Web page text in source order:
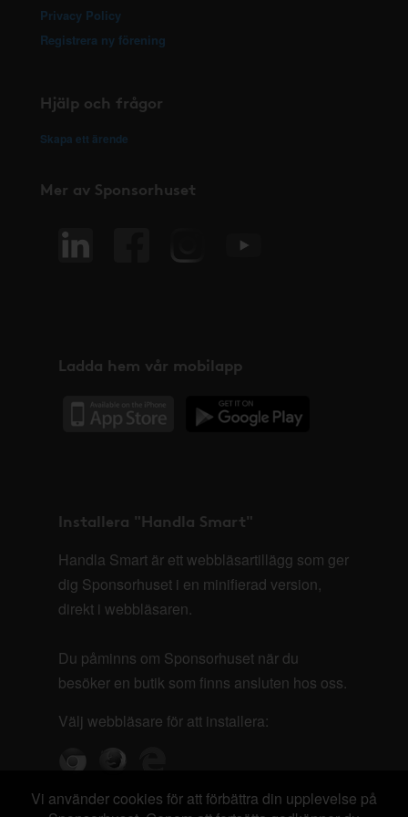
Privacy Policy
Registrera ny förening
Hjälp och frågor
Skapa ett ärende
Mer av Sponsorhuset
Ladda hem vår mobilapp
Installera "Handla Smart"
Handla Smart är ett webbläsartillägg som ger
dig Sponsorhuset i en minifierad version,
direkt i webbläsaren.
Du påminns om Sponsorhuset när du
besöker en butik som finns ansluten hos oss.
Välj webbläsare för att installera:
Vi använder cookies för att förbättra din upplevelse på